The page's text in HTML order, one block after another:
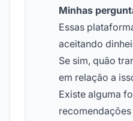
Minhas
Essas
aceitando
Se sim, quão
em relação a
Existe alguma